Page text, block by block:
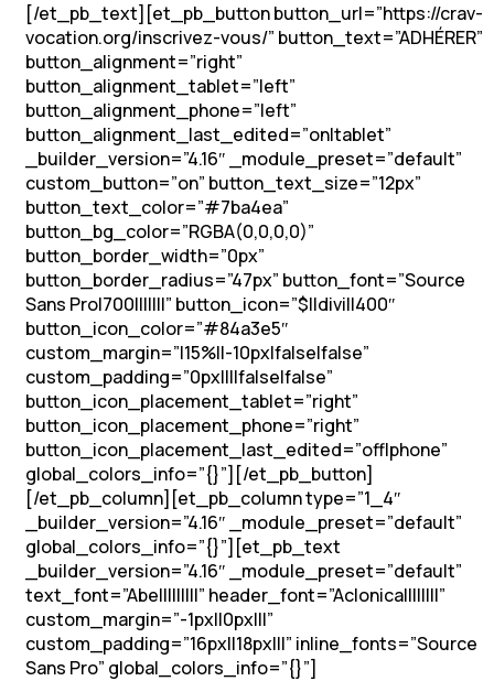
[/et_pb_text][et_pb_button button_url=”https://crav-
vocation.org/inscrivez-vous/” button_text=”ADHÉRER”
button_alignment=”right”
button_alignment_tablet=”left”
button_alignment_phone=”left”
button_alignment_last_edited=”on|tablet”
_builder_version=”4.16″ _module_preset=”default”
custom_button=”on” button_text_size=”12px”
button_text_color=”#7ba4ea”
button_bg_color=”RGBA(0,0,0,0)”
button_border_width=”0px”
button_border_radius=”47px” button_font=”Source
Sans Pro|700|||||||” button_icon=”$||divi||400″
button_icon_color=”#84a3e5″
custom_margin=”|15%||-10px|false|false”
custom_padding=”0px||||false|false”
button_icon_placement_tablet=”right”
button_icon_placement_phone=”right”
button_icon_placement_last_edited=”off|phone”
global_colors_info=”{}”][/et_pb_button]
[/et_pb_column][et_pb_column type=”1_4″
_builder_version=”4.16″ _module_preset=”default”
global_colors_info=”{}”][et_pb_text
_builder_version=”4.16″ _module_preset=”default”
text_font=”Abel||||||||” header_font=”Aclonica||||||||”
custom_margin=”-1px||0px|||”
custom_padding=”16px||18px|||” inline_fonts=”Source
Sans Pro” global_colors_info=”{}”]